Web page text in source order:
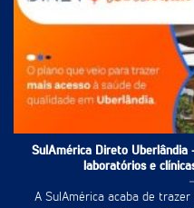
SulAmérica Direto Uberlândia
laboratórios e
A SulAmérica acaba de